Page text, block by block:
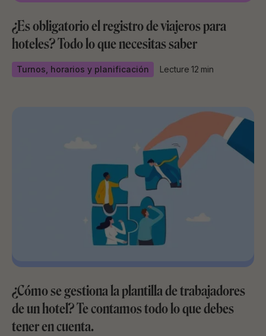
¿Es obligatorio el registro de viajeros para
hoteles? Todo lo que necesitas saber
Turnos, horarios y planificación Lecture 12 min
¿Cómo se gestiona la plantilla de trabajadores
de un hotel? Te contamos todo lo que debes
tener en cuenta.